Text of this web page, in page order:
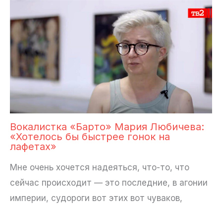
Вокалистка «Барто» Мария Любичева:
«Хотелось бы быстрее гонок на
лафетах»
Мне очень хочется надеяться, что-то, что
сейчас происходит — это последние, в агонии
империи, судороги вот этих вот чуваков,